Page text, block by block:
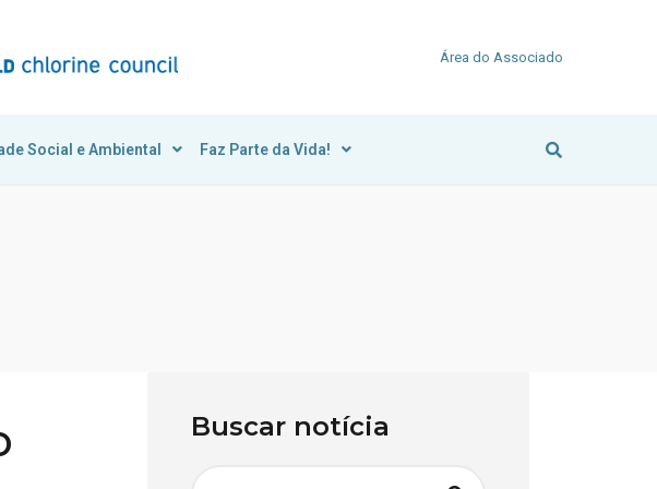
Área do Associado
Social e Ambiental Faz Parte da Vida!
Buscar notícia